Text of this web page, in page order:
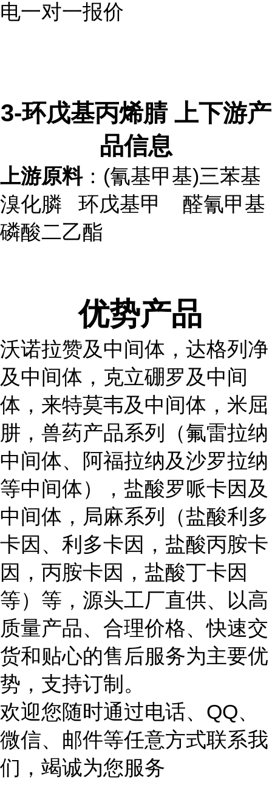
电一对一报价
3-环戊基丙烯腈上下游产
品信息
上游原料：(氰基甲基)三苯基
溴化膦 环戊基甲 醛氰甲基
磷酸二乙酯
优势产品
沃诺拉赞及中间体，达格列净
及中间体，克立硼罗及中间
体，来特莫韦及中间体，米屈
肼，兽药产品系列（氟雷拉纳
中间体、阿福拉纳及沙罗拉纳
等中间体），盐酸罗哌卡因及
中间体，局麻系列（盐酸利多
卡因、利多卡因，盐酸丙胺卡
因，丙胺卡因，盐酸丁卡因
等）等，源头工厂直供、以高
质量产品、合理价格、快速交
货和贴心的售后服务为主要优
势，支持订制。
欢迎您随时通过电话、QQ、
微信、邮件等任意方式联系我
们，竭诚为您服务